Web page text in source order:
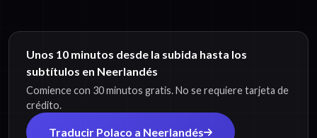
Unos 10 minutos desde la subida hasta los
subtítulos en Neerlandés
Comience con 30 minutos gratis. No se requiere tarjeta de
crédito.
Traducir Polaco a Neerlandés